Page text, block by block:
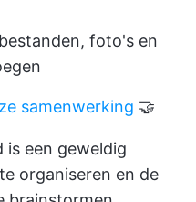
foto's en
samenwerking 🤝
is een geweldig
organiseren en de